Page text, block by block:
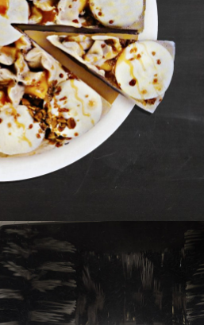
IJSTAART